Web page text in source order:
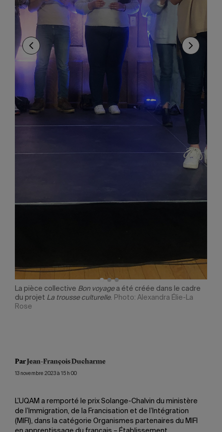
La pièce collective Bon voyagea été créée dans le cadre
du projet La trousse culturelle. Photo: Alexandra Élie-La
Rose
ParJean-François Ducharme
13 novembre 2023 à 15 h 00
L’UQAM a remporté le prix Solange-Chalvin du ministère
de l’Immigration, de la Francisation et de l’Intégration
(MIFI), dans la catégorie Organismes partenaires du MIFI